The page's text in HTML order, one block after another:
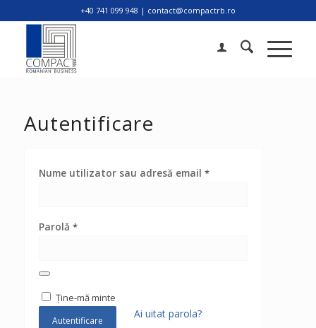
+40 741 099 948 | contact@compactrb.ro
Autentificare
Nume utilizator sau adresă email *
Parolă *
Ține-mă minte
Autentificare
Ai uitat parola?